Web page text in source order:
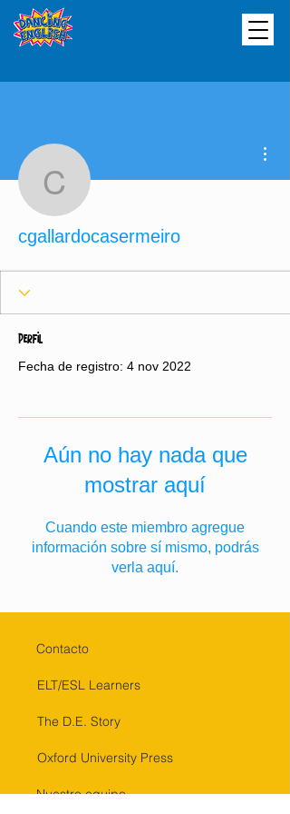
cgallardocasermeiro
Perfil
Fecha de registro: 4 nov 2022
Aún no hay nada que
mostrar aquí
Cuando este miembro agregue
información sobre sí mismo, podrás
verla aquí.
Contacto
ELT/ESL Learners
The D.E. Story
Oxford University Press
Nuestro equipo